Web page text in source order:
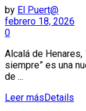
by El Puert@
febrero 18, 2026
0
Alcalá de
siempre” es una
de ...
Leer másDetails